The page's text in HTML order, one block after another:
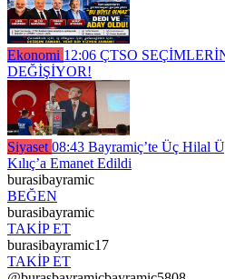
Ekonomi 12:06 ÇTSO
DEĞİŞİYOR!
Siyaset 08:43 Bayramiç’te Üç Hilal
Kılıç’a Emanet Edildi
burasibayramic
BEĞEN
burasibayramic
TAKİP ET
burasibayramic17
TAKİP ET